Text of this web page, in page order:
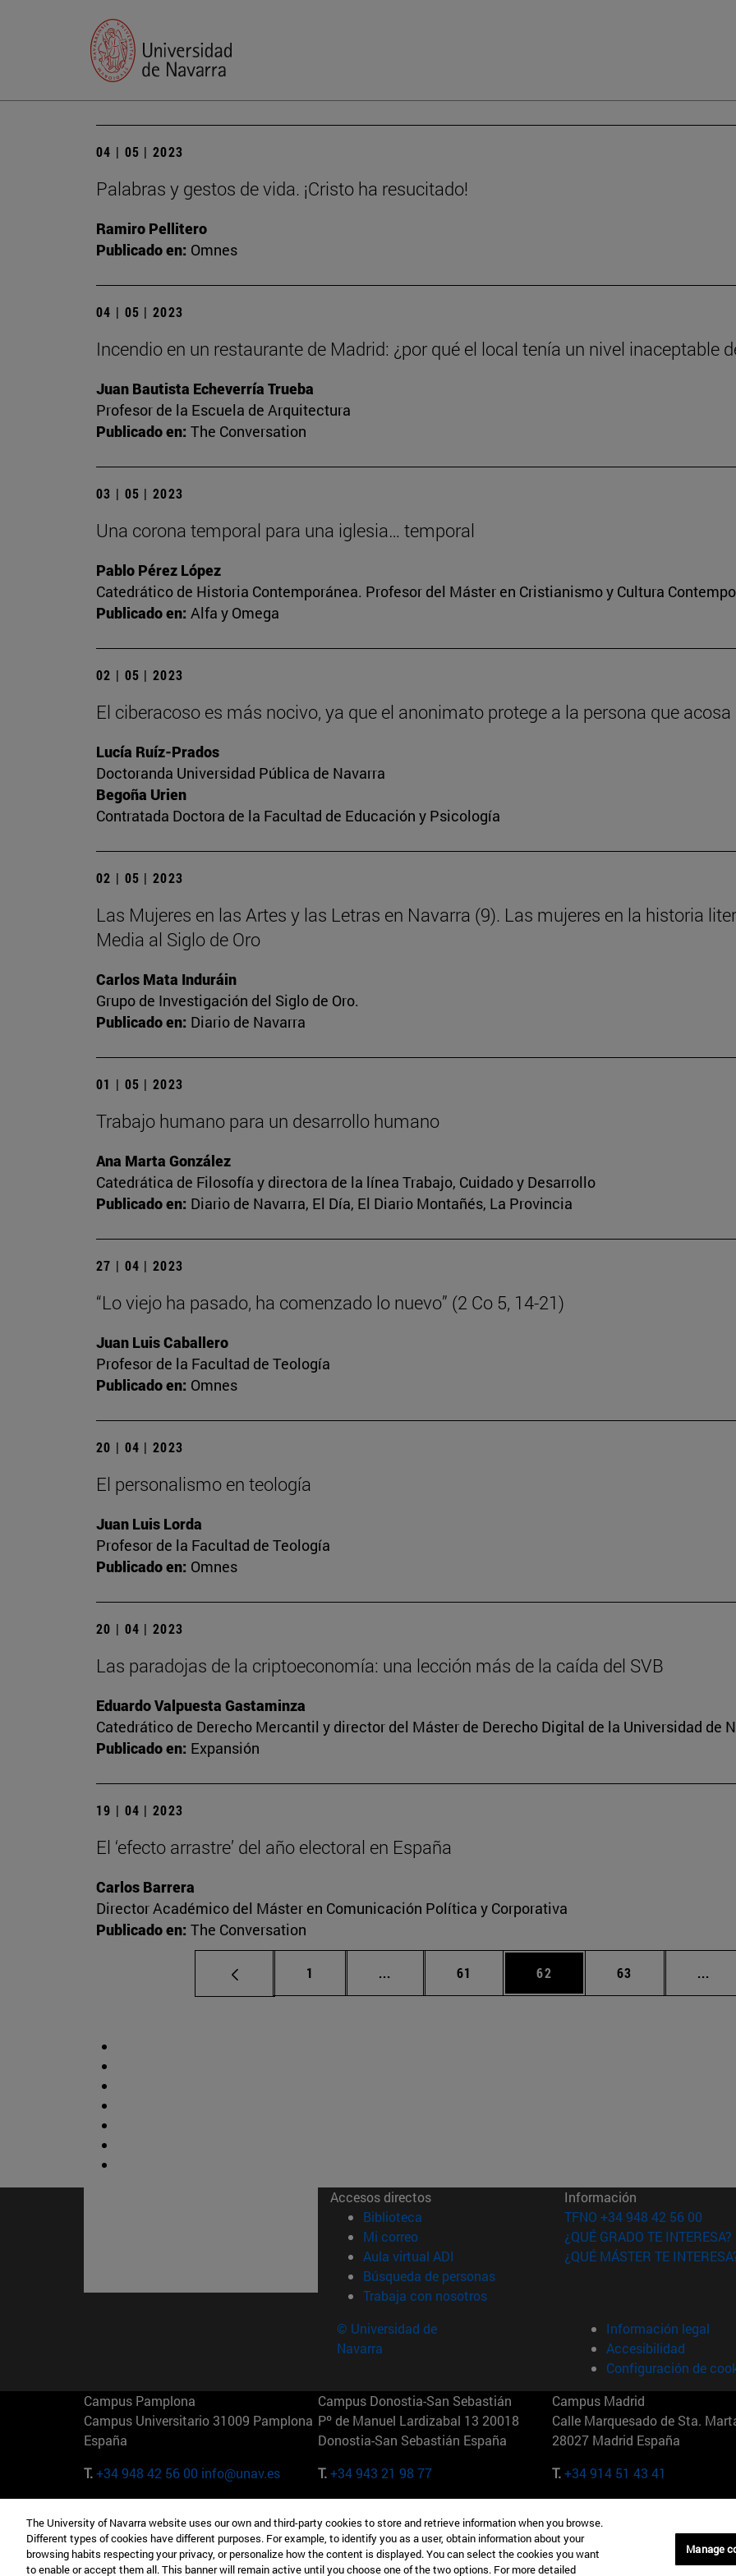
04 | 05 | 2023
Palabras y gestos de vida. ¡Cristo ha resucitado!
Ramiro Pellitero
Publicado en: Omnes
04 | 05 | 2023
Incendio en un restaurante de Madrid: ¿por qué el local tenía un nivel inaceptable
Juan Bautista Echeverría Trueba
Profesor de la Escuela de Arquitectura
Publicado en: The Conversation
03 | 05 | 2023
Una corona temporal para una iglesia… temporal
Pablo Pérez López
Catedrático de Historia Contemporánea. Profesor del Máster en Cristianismo y Cultura
Publicado en: Alfa y Omega
02 | 05 | 2023
El ciberacoso es más nocivo, ya que el anonimato protege a la persona que acosa
Lucía Ruíz-Prados
Doctoranda Universidad Pública de Navarra
Begoña Urien
Contratada Doctora de la Facultad de Educación y Psicología
02 | 05 | 2023
Las Mujeres en las Artes y las Letras en Navarra (9). Las mujeres en la historia
Media al Siglo de Oro
Carlos Mata Induráin
Grupo de Investigación del Siglo de Oro.
Publicado en: Diario de Navarra
01 | 05 | 2023
Trabajo humano para un desarrollo humano
Ana Marta González
Catedrática de Filosofía y directora de la línea Trabajo, Cuidado y Desarrollo
Publicado en: Diario de Navarra, El Día, El Diario Montañés, La Provincia
27 | 04 | 2023
“Lo viejo ha pasado, ha comenzado lo nuevo” (2 Co 5, 14-21)
Juan Luis Caballero
Profesor de la Facultad de Teología
Publicado en: Omnes
20 | 04 | 2023
El personalismo en teología
Juan Luis Lorda
Profesor de la Facultad de Teología
Publicado en: Omnes
20 | 04 | 2023
Las paradojas de la criptoeconomía: una lección más de la caída del SVB
Eduardo Valpuesta Gastaminza
Catedrático de Derecho Mercantil y director del Máster de Derecho Digital de la Universidad de
Publicado en: Expansión
19 | 04 | 2023
El ‘efecto arrastre’ del año electoral en España
Carlos Barrera
Director Académico del Máster en Comunicación Política y Corporativa
Publicado en: The Conversation
Página
1 ... Páginas intermedias Use TAB para desplazarse.
Página
61 Página
62 Página
63 ...
Accesos directos
Biblioteca (abre en nueva ventana)
Mi correo(abre en nueva ventana)
Aula virtual ADI (abre en nueva ventana)
Búsqueda de personas(abre en nueva ventana)
Trabaja con nosotros(abre en nueva ventana)
Información
TFNO +34 948 42 56 00
¿QUÉ GRADO TE INTERESA?
¿QUÉ MÁSTER TE
© Universidad de
Navarra
Información legal
Accesibilidad
Configuración de
Campus Pamplona
Campus Universitario 31009 Pamplona
España
T.+34 948 42 56 00 info@unav.es
Campus Donostia-San Sebastián
Pº de Manuel Lardizabal 13 20018
Donostia-San Sebastián España
T.+34 943 21 98 77
Campus Madrid
Calle Marquesado de Sta.
28027 Madrid España
T.+34 914 51 43 41
Camino del Cerro Águila 3 28023
Madrid España
165 W 57th St 10019-2201 Nueva York
EE.UU
Maria-Theresia-Straße 15 81675
Múnich Alemania
The University of Navarra website uses our own and third-party cookies to store and retrieve information when you browse.
Different types of cookies have different purposes. For example, to identify you as a user, obtain information about your
browsing habits respecting your privacy, or personalize how the content is displayed. You can select the cookies you want
to enable or accept them all. This banner will remain active until you choose one of the two options. For more detailed
Manage